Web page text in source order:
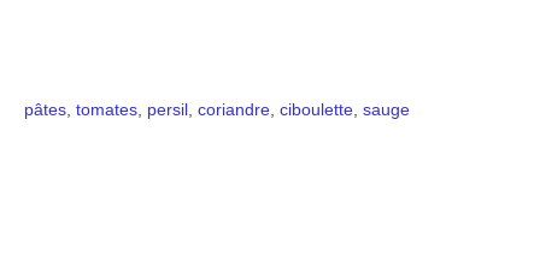
pâtes tomates persil coriandre ciboulette sauge